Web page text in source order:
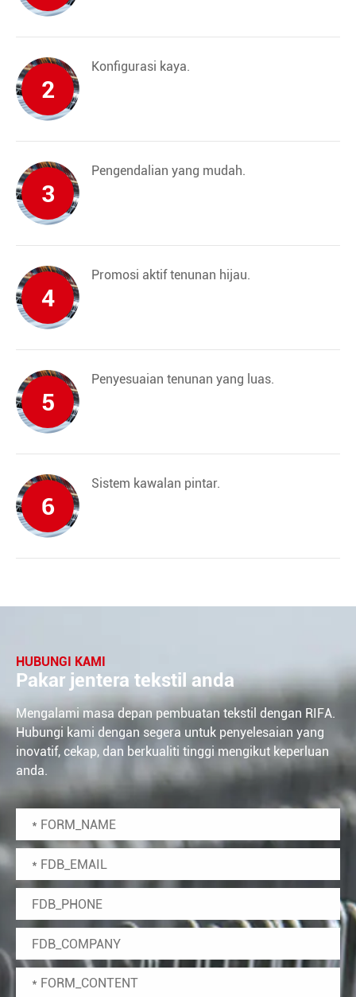
2
Konfigurasi kaya.
3
Pengendalian yang mudah.
4
Promosi aktif tenunan hijau.
5
Penyesuaian tenunan yang luas.
6
Sistem kawalan pintar.
HUBUNGI KAMI
Pakar jentera tekstil anda
Mengalami masa depan pembuatan tekstil dengan RIFA.
Hubungi kami dengan segera untuk penyelesaian yang
inovatif, cekap, dan berkualiti tinggi mengikut keperluan
anda.